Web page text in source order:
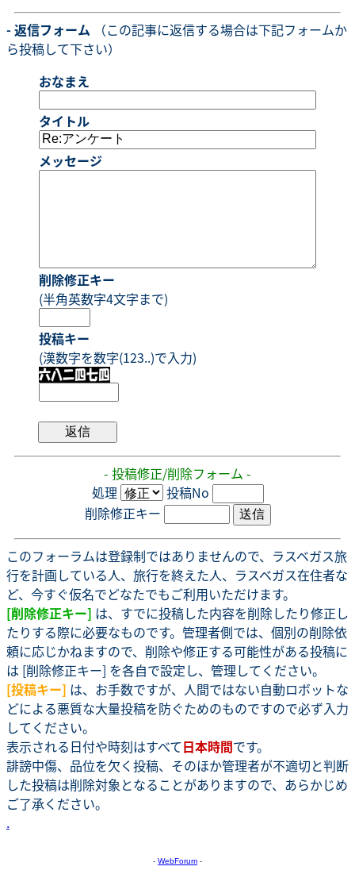
- 返信フォーム （この記事に返信する場合は下記フォームか
ら投稿して下さい）
おなまえ
タイトル
メッセージ
削除修正キー
(半角英数字4文字まで)
投稿キー
(漢数字を数字(123..)で入力)
- 投稿修正/削除フォーム -
処理
投稿No
削除修正キー
このフォーラムは登録制ではありませんので、ラスベガス旅
行を計画している人、旅行を終えた人、ラスベガス在住者な
ど、今すぐ仮名でどなたでもご利用いただけます。
[削除修正キー] は、すでに投稿した内容を削除したり修正し
たりする際に必要なものです。管理者側では、個別の削除依
頼に応じかねますので、削除や修正する可能性がある投稿に
は [削除修正キー] を各自で設定し、管理してください。
[投稿キー] は、お手数ですが、人間ではない自動ロボットな
どによる悪質な大量投稿を防ぐためのものですので必ず入力
してください。
表示される日付や時刻はすべて日本時間です。
誹謗中傷、品位を欠く投稿、そのほか管理者が不適切と判断
した投稿は削除対象となることがありますので、あらかじめ
ご了承ください。
.
- WebForum -